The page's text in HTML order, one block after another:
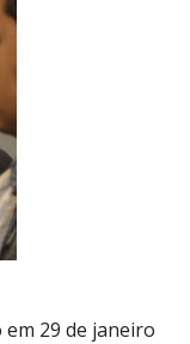
29 de janeiro